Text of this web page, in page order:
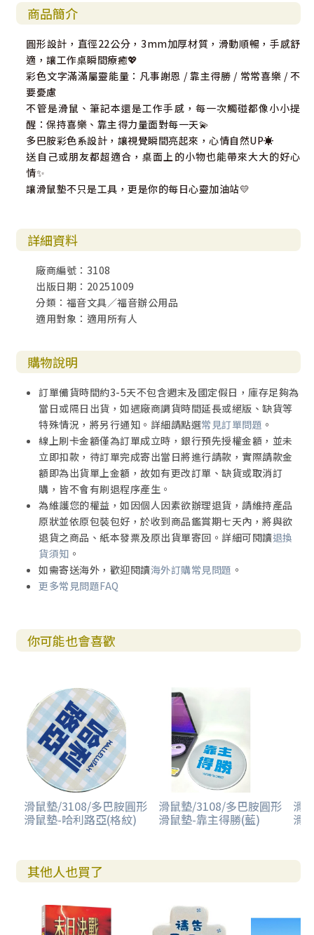
商品簡介
圓形設計，直徑22公分，3mm加厚材質，滑動順暢，手感舒
適，讓工作桌瞬間療癒💖
彩色文字滿滿屬靈能量：凡事謝恩 / 靠主得勝 / 常常喜樂 / 不
要憂慮
不管是滑鼠、筆記本還是工作手感，每一次觸碰都像小小提
醒：保持喜樂、靠主得力量面對每一天💫
多巴胺彩色系設計，讓視覺瞬間亮起來，心情自然UP☀️
送自己或朋友都超適合，桌面上的小物也能帶來大大的好心
情✨
讓滑鼠墊不只是工具，更是你的每日心靈加油站💛
詳細資料
廠商編號：3108
出版日期：20251009
分類：福音文具／福音辦公用品
適用對象：適用所有人
購物說明
訂單備貨時間約3-5天不包含週末及國定假日，庫存足夠為
當日或隔日出貨，如遇廠商調貨時間延長或絕版、缺貨等
特殊情況，將另行通知。詳細請點選常見訂單問題 。
線上刷卡金額僅為訂單成立時，銀行預先授權金額，並未
立即扣款，待訂單完成寄出當日將進行請款，實際請款金
額即為出貨單上金額，故如有更改訂單、缺貨或取消訂
購，皆不會有刷退程序產生。
為維護您的權益，如因個人因素欲辦理退貨，請維持產品
原狀並依原包裝包好，於收到商品鑑賞期七天內，將與欲
退貨之商品、紙本發票及原出貨單寄回。詳細可閱讀退換
貨須知 。
如需寄送海外，歡迎閱讀海外訂購常見問題 。
更多常見問題FAQ
你可能也會喜歡
滑鼠墊/3108/多巴胺圓形
滑鼠墊-哈利路亞(格紋)
滑鼠墊/3108/多巴胺圓形
滑鼠墊-靠主得勝(藍)
滑
滑
其他人也買了